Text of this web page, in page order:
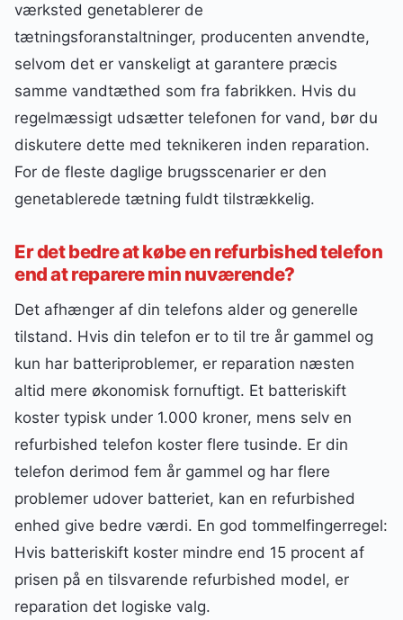
værksted genetablerer de
tætningsforanstaltninger, producenten anvendte,
selvom det er vanskeligt at garantere præcis
samme vandtæthed som fra fabrikken. Hvis du
regelmæssigt udsætter telefonen for vand, bør du
diskutere dette med teknikeren inden reparation.
For de fleste daglige brugsscenarier er den
genetablerede tætning fuldt tilstrækkelig.
Er det bedre at købe en refurbished telefon
end at reparere min nuværende?
Det afhænger af din telefons alder og generelle
tilstand. Hvis din telefon er to til tre år gammel og
kun har batteriproblemer, er reparation næsten
altid mere økonomisk fornuftigt. Et batteriskift
koster typisk under 1.000 kroner, mens selv en
refurbished telefon koster flere tusinde. Er din
telefon derimod fem år gammel og har flere
problemer udover batteriet, kan en refurbished
enhed give bedre værdi. En god tommelfingerregel:
Hvis batteriskift koster mindre end 15 procent af
prisen på en tilsvarende refurbished model, er
reparation det logiske valg.